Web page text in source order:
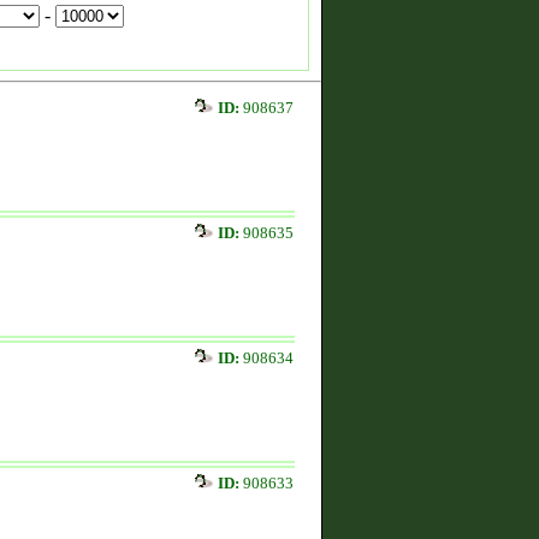
-
ID: 908637
ID: 908635
ID: 908634
ID: 908633